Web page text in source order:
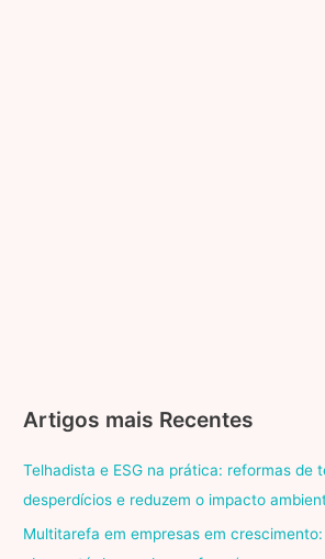
Artigos mais Recentes
Telhadista e ESG na prática: reformas de
desperdícios e reduzem o impacto
Multitarefa em empresas em